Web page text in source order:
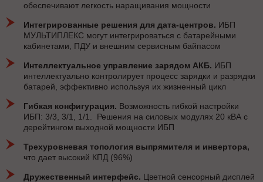
обеспечивают легкость наращивания мощности
Интегрированные решения для дата-центров. ИБП
МУЛЬТИПЛЕКС могут интегрироваться с батарейными
кабинетами, ПДУ и внешним сервисным байпасом
Интеллектуальное управление зарядом АКБ. ИБП
интеллектуально контролирует процесс зарядки и разрядки
батарей, эффективно используя их жизненный цикл
Гибкая конфигурация. Возможность гибкой настройки
ИБП: 3/3, 3/1, 1/1. Решения на силовых модулях 20 кВА с
дерейтингом выходной мощности ИБП
Трехуровневая топология выпрямителя и инвертора,
что дает высокий КПД (96%)
Дружественный интерфейс. Цветной сенсорный дисплей